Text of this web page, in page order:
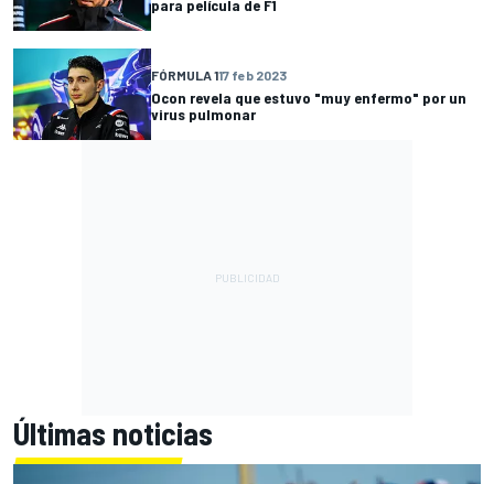
para película de F1
FÓRMULA 117 feb 2023
Ocon revela que estuvo "muy enfermo" por un
virus pulmonar
Últimas noticias